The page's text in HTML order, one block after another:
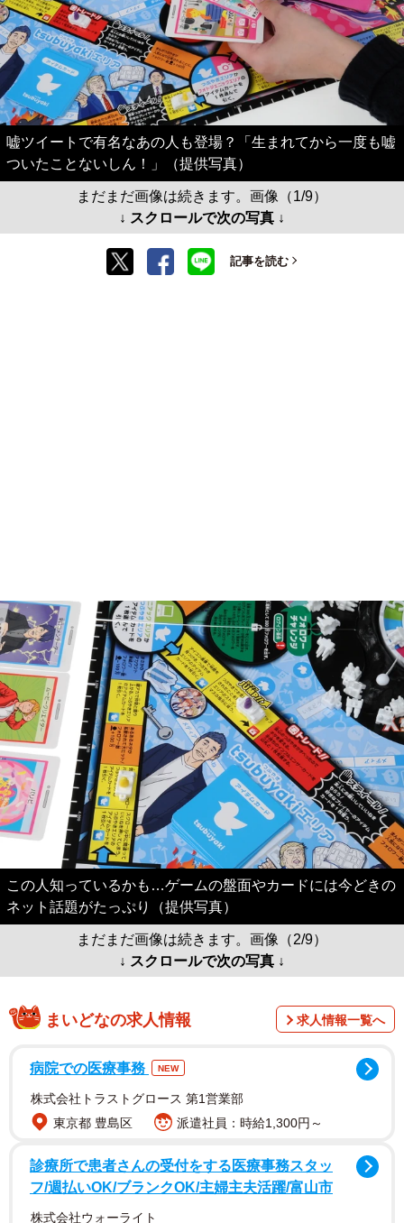
嘘ツイートで有名なあの人も登場？「生まれてから一度も嘘
ついたことないしん！」（提供写真）
まだまだ画像は続きます。画像（1/9）
↓ スクロールで次の写真 ↓
記事を読む
この人知っているかも…ゲームの盤面やカードには今どきの
ネット話題がたっぷり（提供写真）
まだまだ画像は続きます。画像（2/9）
↓ スクロールで次の写真 ↓
まいどなの求人情報 求人情報一覧へ
病院での医療事務 NEW
株式会社トラストグロース 第1営業部
東京都 豊島区
派遣社員：時給1,300円～
診療所で患者さんの受付をする医療事務スタッ
フ/週払いOK/ブランクOK/主婦主夫活躍/富山市
株式会社ウォーライト